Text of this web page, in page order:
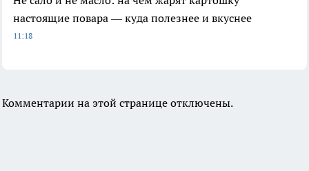
настоящие повара — куда полезнее и вкуснее
11:18
Комментарии на этой странице отключены.